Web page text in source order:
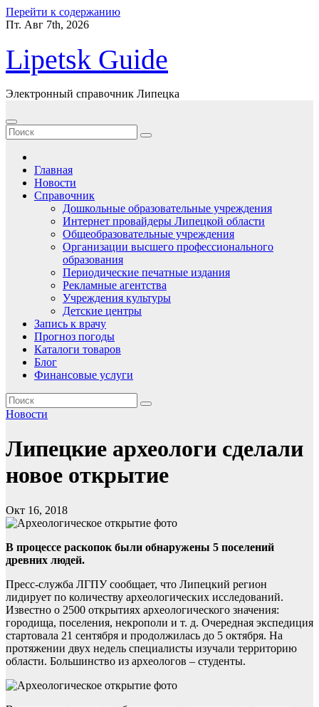
Перейти к содержанию
Пт. Авг 7th, 2026
Lipetsk Guide
Электронный справочник Липецка
Главная
Новости
Справочник
Дошкольные образовательные учреждения
Интернет провайдеры Липецкой области
Общеобразовательные учреждения
Организации высшего профессионального
образования
Периодические печатные издания
Рекламные агентства
Учреждения культуры
Детские центры
Запись к врачу
Прогноз погоды
Каталоги товаров
Блог
Финансовые услуги
Новости
Липецкие археологи сделали
новое открытие
Окт 16, 2018
В процессе раскопок были обнаружены 5 поселений
древних людей.
Пресс-служба ЛГПУ сообщает, что Липецкий регион
лидирует по количеству археологических исследований.
Известно о 2500 открытиях археологического значения:
городища, поселения, некрополи и т. д. Очередная экспедиция
стартовала 21 сентября и продолжилась до 5 октября. На
протяжении двух недель специалисты изучали территорию
области. Большинство из археологов – студенты.